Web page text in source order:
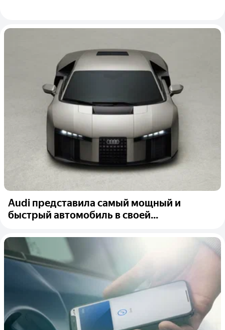
Audi представила самый мощный и
быстрый автомобиль в своей...